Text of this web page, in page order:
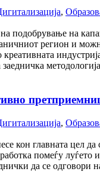
,
подобрување на
регион и
заедничка
,
кон главната цел да
помеѓу луѓето
да се одговори